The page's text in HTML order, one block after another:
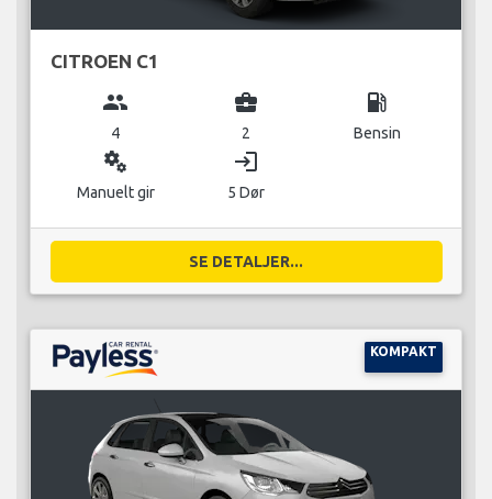
CITROEN C1
group
4
business_center
2
local_gas_station
Bensin
miscellaneous_services
Manuelt gir
login
5 Dør
SE DETALJER...
KOMPAKT